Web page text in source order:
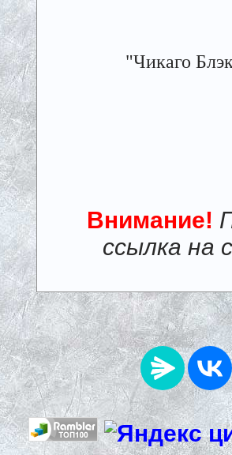
"Чикаго
Внимание!
ссылка на